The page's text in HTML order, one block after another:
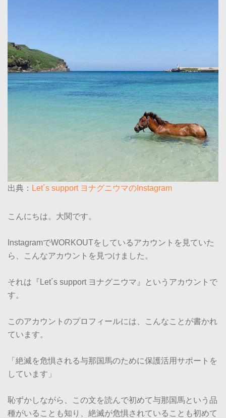
出典： Let´s support ヨナグニウマのInstagram
こんにちは。大関です。
InstagramでWORKOUTをしているアカウントを見ていた
ら、こんなアカウントを見つけました。
それは『Let´s support ヨナグニウマ』というアカウントで
す。
このアカウントのプロフィールには、こんなことが書かれ
ています。
「絶滅を危惧される与那国馬のために保護活用サポートを
しています」
恥ずかしながら、この文を読んで初めて与那国馬という品
種がいることも知り、絶滅が危惧されていることも初めて